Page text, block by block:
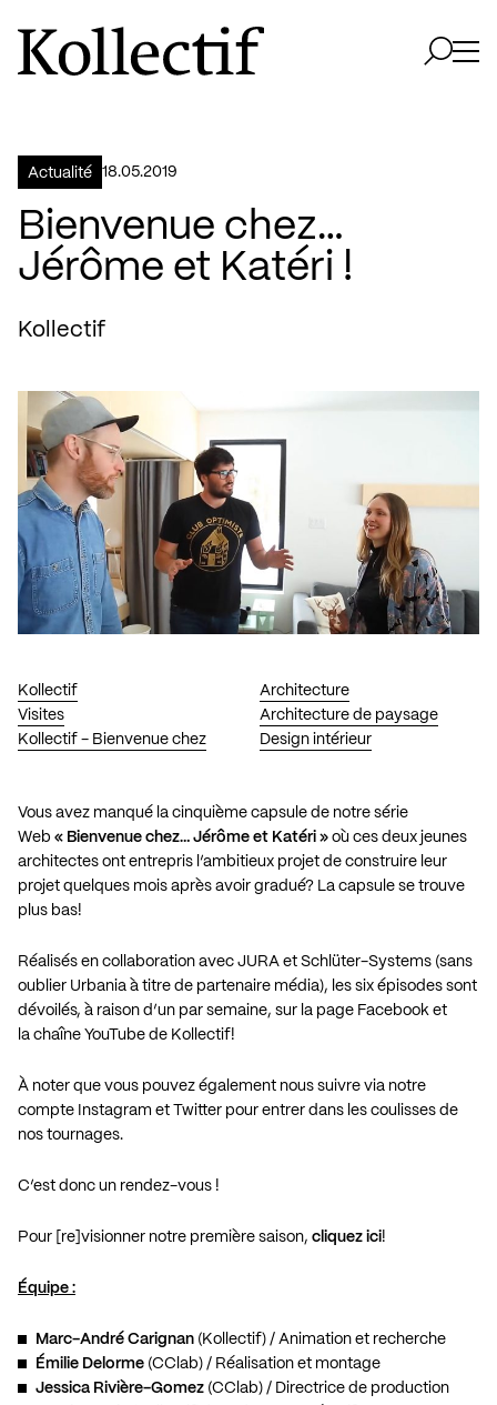
Aller à la page d'accueil
Logo Kollectif
Actualité 18.05.2019
Bienvenue chez…
Jérôme et Katéri !
Kollectif
Kollectif
Visites
Kollectif - Bienvenue chez
Architecture
Architecture de paysage
Design intérieur
Vous avez manqué la cinquième capsule de notre série
Web « Bienvenue chez… Jérôme et Katéri » où ces deux jeunes
architectes ont entrepris l’ambitieux projet de construire leur
projet quelques mois après avoir gradué? La capsule se trouve
plus bas!
Réalisés en collaboration avec JURA et Schlüter-Systems (sans
oublier Urbania à titre de partenaire média), les six épisodes sont
dévoilés, à raison d’un par semaine, sur la page Facebook et
la chaîne YouTube de Kollectif!
À noter que vous pouvez également nous suivre via notre
compte Instagram et Twitter pour entrer dans les coulisses de
nos tournages.
C’est donc un rendez-vous !
Pour [re]visionner notre première saison, cliquez ici!
Équipe :
Marc-André Carignan (Kollectif) / Animation et recherche
Émilie Delorme (CClab) / Réalisation et montage
Jessica Rivière-Gomez (CClab) / Directrice de production